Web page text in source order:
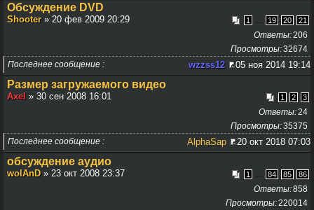
Обсуждение DVD
1 19 20 21
Shooter» 20 фев 2009 20:29
206
Ответы
32674
Просмотры
Последнее сообщение
wzzss12 05 ноя 2014 19:14
Размер загружаемого видео
1 2 3
Axel » 30 сен 2008 16:01
24
Ответы
35375
Просмотры
Последнее сообщение
AlphaSap 20 окт 2018 07:03
обсуждение аудио
1 84 85 86
wolAnD» 23 окт 2008 23:37
858
Ответы
220014
Просмотры